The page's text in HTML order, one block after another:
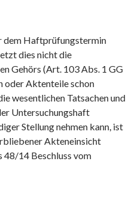
dem Haftprüfungstermin
dies nicht die
Gehörs (Art. 103 Abs. 1 GG
oder Aktenteile schon
wesentlichen Tatsachen und
Untersuchungshaft
Stellung nehmen kann, ist
Akteneinsicht
48/14 Beschluss vom